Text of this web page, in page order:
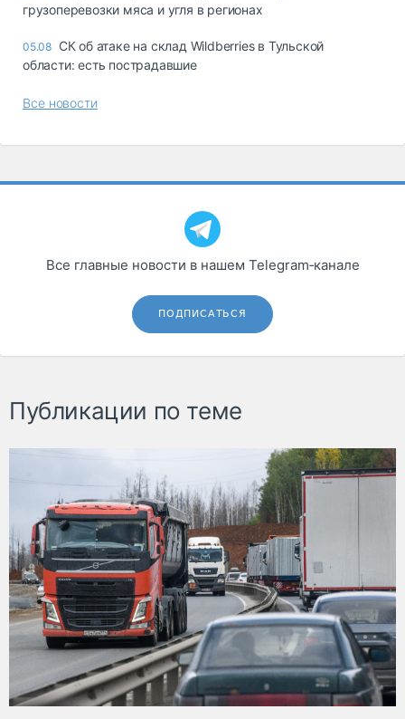
грузоперевозки мяса и угля в регионах
05.08 СК об атаке на склад Wildberries в Тульской
области: есть пострадавшие
Все новости
Все главные новости в нашем Telegram‑канале
ПОДПИСАТЬСЯ
Публикации по теме